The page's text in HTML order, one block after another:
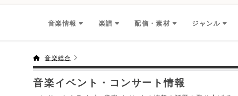
音楽情報 楽譜 配信・素材 ジャンル
音楽総合
音楽イベント・コンサート情報